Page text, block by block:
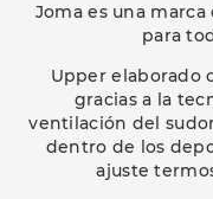
Joma es una
para
Upper elaborado
gracias a la
ventilación del
dentro de los
ajuste